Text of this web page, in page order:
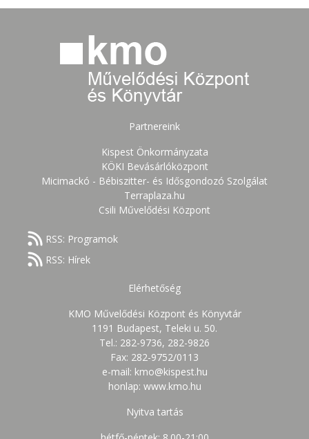
Partnereink
Kispest Önkormányzata
KÖKI Bevásárlóközpont
Micimackó - Bébiszitter- és Idősgondozó Szolgálat
Terraplaza.hu
Csili Művelődési Központ
RSS: Programok
RSS: Hírek
Elérhetőség
KMO Művelődési Központ és Könyvtár
1191 Budapest, Teleki u. 50.
Tel.: 282-9736, 282-9826
Fax: 282-9752/0113
e-mail: kmo@kispest.hu
honlap: www.kmo.hu
Nyitva tartás